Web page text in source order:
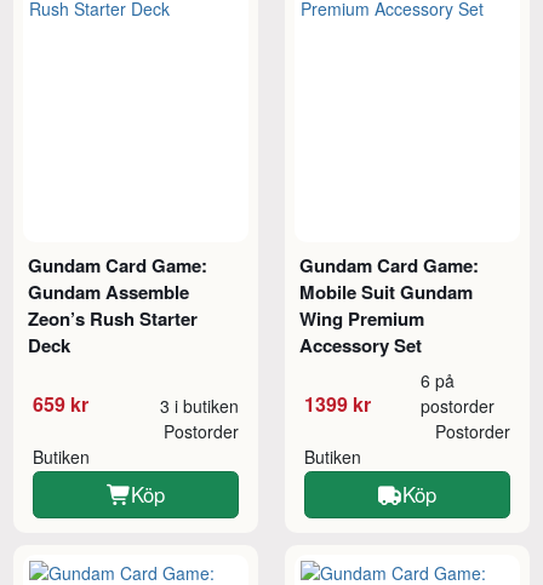
Gundam Card Game:
Gundam Assemble
Zeon’s Rush Starter
Deck
659 kr 3 i butiken
Butiken
Postorder
Köp
Gundam Card Game:
Mobile Suit Gundam
Wing Premium
Accessory Set
1399 kr
6 på
postorder
Butiken
Postorder
Köp